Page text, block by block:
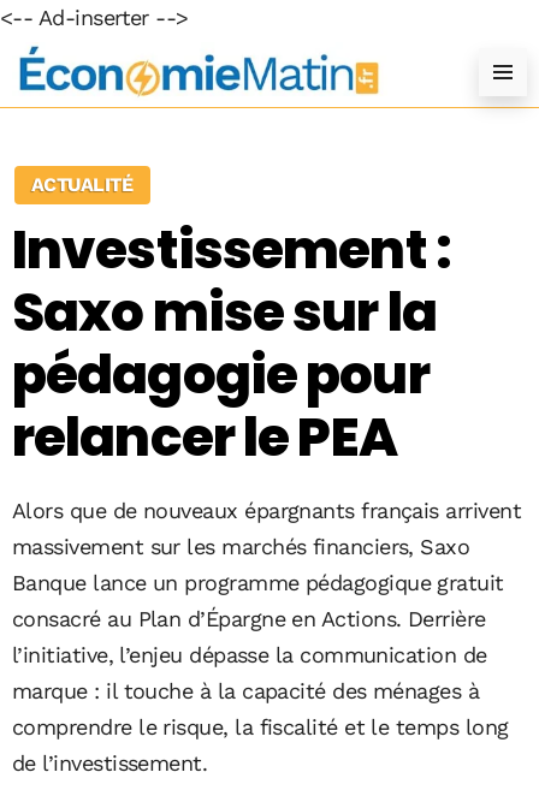
<-- Ad-inserter -->
ACTUALITÉ
Investissement :
Saxo mise sur la
pédagogie pour
relancer le PEA
Alors que de nouveaux épargnants français arrivent
massivement sur les marchés financiers, Saxo
Banque lance un programme pédagogique gratuit
consacré au Plan d’Épargne en Actions. Derrière
l’initiative, l’enjeu dépasse la communication de
marque : il touche à la capacité des ménages à
comprendre le risque, la fiscalité et le temps long
de l’investissement.